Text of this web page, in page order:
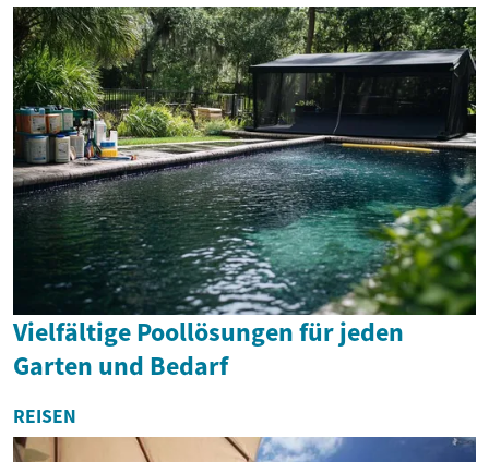
Vielfältige Poollösungen für jeden
Garten und Bedarf
REISEN